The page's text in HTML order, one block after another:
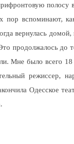
полосу
вспоминают,
вернулась
продолжалось до
Мне было всего 18
режиссер,
Одесское